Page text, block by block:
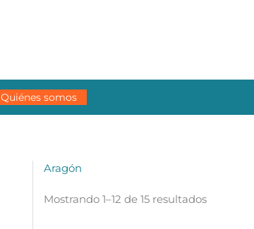
Quiénes somos
Aragón
Mostrando 1–12 de 15 resultadosOrdenado